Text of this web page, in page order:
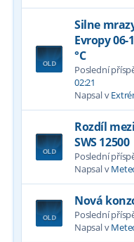
Silne
Evropy
°C
Poslední
02:21
Napsal v
Rozdíl
SWS 12500
Poslední
Napsal v
Nová
Poslední
Napsal v